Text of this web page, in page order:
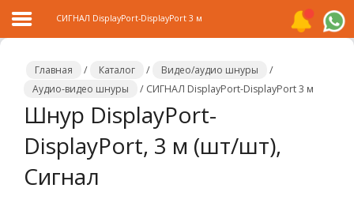
Главная
Каталог
Распродажа
СИГНАЛ DisplayPort-DisplayPort 3 м
Главная / Каталог / Видео/аудио шнуры
/
Аудио-видео шнуры
/ СИГНАЛ DisplayPort-DisplayPort 3 м
Шнур DisplayPort-
DisplayPort, 3 м (шт/шт),
Сигнал